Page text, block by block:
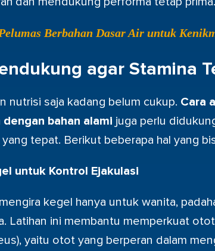
Berbahan Dasar Air untuk
agar Stamina
nutrisi saja kadang belum cukup. Cara
bahan alami juga perlu
tepat. Berikut beberapa hal yang
untuk Kontrol Ejakulasi
kegel hanya untuk wanita,
Latihan ini membantu memperkuat
yaitu otot yang berperan dalam